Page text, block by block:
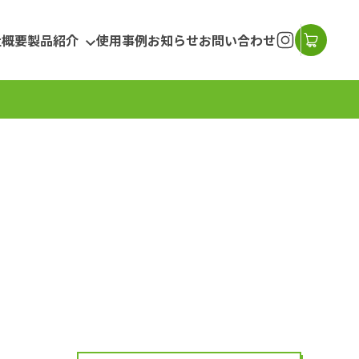
要製品紹介 使用事例お知らせお問い合わせ